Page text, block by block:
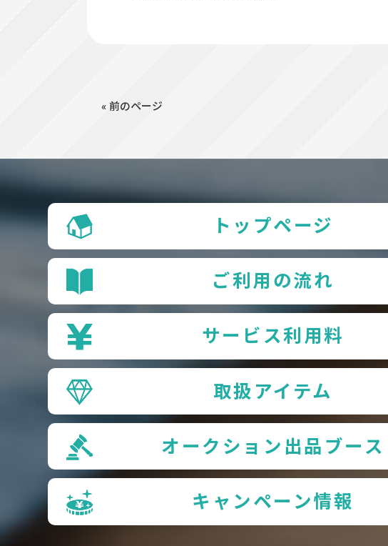
« 前のページ
トップページ
ご利用の流れ
サービス利用料
取扱アイテム
オークション出品ブース
キャンペーン情報